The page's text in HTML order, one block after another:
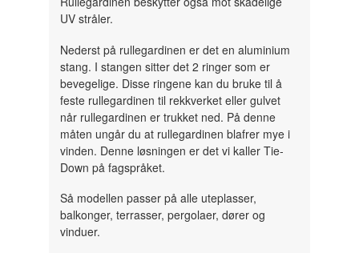
UV stråler.
Nederst på rullegardinen er det en aluminium
stang. I stangen sitter det 2 ringer som er
bevegelige. Disse ringene kan du bruke til å
feste rullegardinen til rekkverket eller gulvet
når rullegardinen er trukket ned. På denne
måten ungår du at rullegardinen blafrer mye i
vinden. Denne løsningen er det vi kaller Tie-
Down på fagspråket.
Så modellen passer på alle uteplasser,
balkonger, terrasser, pergolaer, dører og
vinduer.